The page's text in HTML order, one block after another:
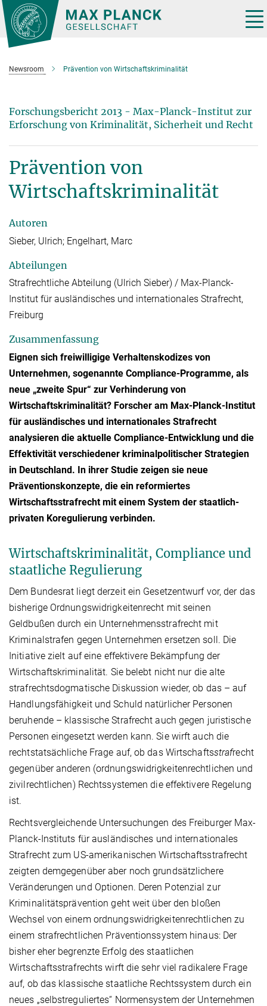
Hauptinhalt
Newsroom Prävention von Wirtschaftskriminalität
Forschungsbericht 2013 - Max-Planck-Institut zur
Erforschung von Kriminalität, Sicherheit und Recht
Prävention von
Wirtschaftskriminalität
Autoren
Sieber, Ulrich; Engelhart, Marc
Abteilungen
Strafrechtliche Abteilung (Ulrich Sieber) / Max-Planck-
Institut für ausländisches und internationales Strafrecht,
Freiburg
Zusammenfassung
Eignen sich freiwilligige Verhaltenskodizes von
Unternehmen, sogenannte Compliance-Programme, als
neue „zweite Spur“ zur Verhinderung von
Wirtschaftskriminalität? Forscher am Max-Planck-Institut
für ausländisches und internationales Strafrecht
analysieren die aktuelle Compliance-Entwicklung und die
Effektivität verschiedener kriminalpolitischer Strategien
in Deutschland. In ihrer Studie zeigen sie neue
Präventionskonzepte, die ein reformiertes
Wirtschaftsstrafrecht mit einem System der staatlich-
privaten Koregulierung verbinden.
Wirtschaftskriminalität, Compliance und
staatliche Regulierung
Dem Bundesrat liegt derzeit ein Gesetzentwurf vor, der das
bisherige Ordnungswidrigkeitenrecht mit seinen
Geldbußen durch ein Unternehmensstrafrecht mit
Kriminalstrafen gegen Unternehmen ersetzen soll. Die
Initiative zielt auf eine effektivere Bekämpfung der
Wirtschaftskriminalität. Sie belebt nicht nur die alte
strafrechtsdogmatische Diskussion wieder, ob das – auf
Handlungsfähigkeit und Schuld natürlicher Personen
beruhende – klassische Strafrecht auch gegen juristische
Personen eingesetzt werden kann. Sie wirft auch die
rechtstatsächliche Frage auf, ob das Wirtschaftsstrafrecht
gegenüber anderen (ordnungswidrigkeitenrechtlichen und
zivilrechtlichen) Rechtssystemen die effektivere Regelung
ist.
Rechtsvergleichende Untersuchungen des Freiburger Max-
Planck-Instituts für ausländisches und internationales
Strafrecht zum US-amerikanischen Wirtschaftsstrafrecht
zeigten demgegenüber aber noch grundsätzlichere
Veränderungen und Optionen. Deren Potenzial zur
Kriminalitätsprävention geht weit über den bloßen
Wechsel von einem ordnungswidrigkeitenrechtlichen zu
einem strafrechtlichen Präventionssystem hinaus: Der
bisher eher begrenzte Erfolg des staatlichen
Wirtschaftsstrafrechts wirft die sehr viel radikalere Frage
auf, ob das klassische staatliche Rechtssystem durch ein
neues „selbstreguliertes“ Normensystem der Unternehmen